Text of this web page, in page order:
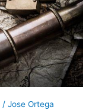
/ Jose Ortega